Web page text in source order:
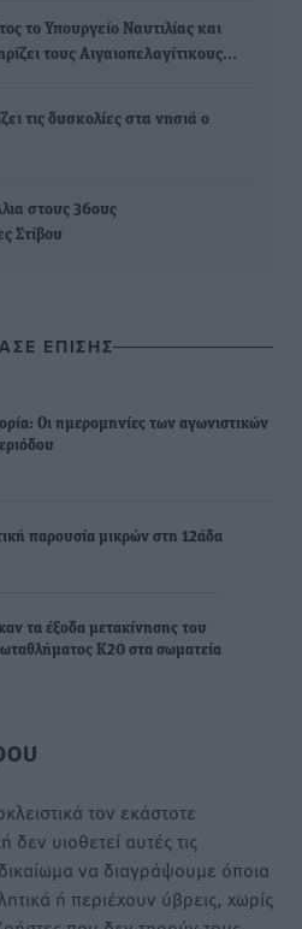
το Υπουργείο Ναυτιλίας και
τους Αιγαιοπελαγίτικους…
τις δυσκολίες στα νησιά ο
στους 36ους
Στίβου
ΕΠΙΣΗΣ
Οι ημερομηνίες των αγωνιστικών
παρουσία μικρών στη 12άδα
τα έξοδα μετακίνησης του
Κ20 στα σωματεία
τον εκάστοτε
υιοθετεί αυτές τις
να διαγράψουμε όποια
ή περιέχουν ύβρεις, χωρίς